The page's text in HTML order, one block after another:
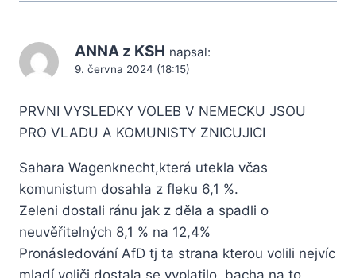
ANNA z KSH napsal:
9. června 2024 (18:15)
PRVNI VYSLEDKY VOLEB V NEMECKU JSOU
PRO VLADU A KOMUNISTY ZNICUJICI
Sahara Wagenknecht,která utekla včas
komunistum dosahla z fleku 6,1 %.
Zeleni dostali ránu jak z děla a spadli o
neuvěřitelných 8,1 % na 12,4%
Pronásledování AfD tj ta strana kterou volili nejvíc
mladí voliči dostala se vyplatilo ,bacha na to